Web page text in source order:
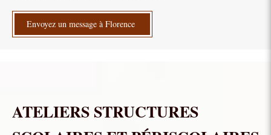
Envoyez un message à Florence
ATELIERS STRUCTURES